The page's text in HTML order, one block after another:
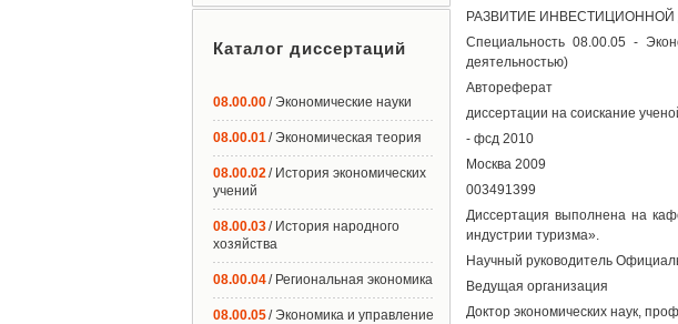
РАЗВИТИЕ
Специальность 08.00.05 -
деятельностью)
Автореферат
диссертации на соискание
- фсд 2010
Москва 2009
003491399
Диссертация выполнена на
индустрии туризма».
Научный руководитель
Ведущая организация
Доктор экономических наук,
Каталог диссертаций
08.00.00/ Экономические науки
08.00.01/ Экономическая теория
08.00.02/ История экономических
учений
08.00.03/ История народного
хозяйства
08.00.04/ Региональная экономика
08.00.05/ Экономика и управление